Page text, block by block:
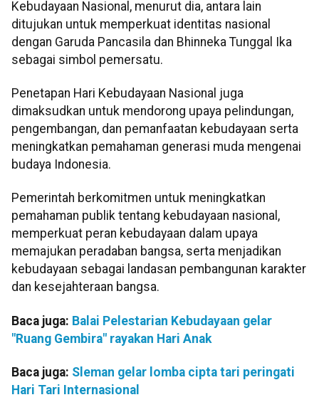
Kebudayaan Nasional, menurut dia, antara lain
ditujukan untuk memperkuat identitas nasional
dengan Garuda Pancasila dan Bhinneka Tunggal Ika
sebagai simbol pemersatu.
Penetapan Hari Kebudayaan Nasional juga
dimaksudkan untuk mendorong upaya pelindungan,
pengembangan, dan pemanfaatan kebudayaan serta
meningkatkan pemahaman generasi muda mengenai
budaya Indonesia.
Pemerintah berkomitmen untuk meningkatkan
pemahaman publik tentang kebudayaan nasional,
memperkuat peran kebudayaan dalam upaya
memajukan peradaban bangsa, serta menjadikan
kebudayaan sebagai landasan pembangunan karakter
dan kesejahteraan bangsa.
Baca juga: Balai Pelestarian Kebudayaan gelar
"Ruang Gembira" rayakan Hari Anak
Baca juga: Sleman gelar lomba cipta tari peringati
Hari Tari Internasional